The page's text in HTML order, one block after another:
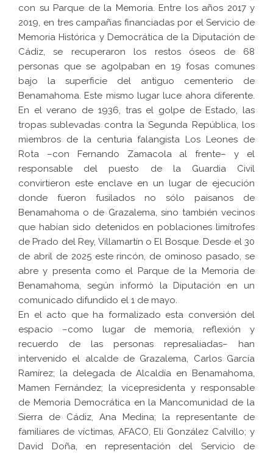
con su Parque de la Memoria. Entre los años 2017 y
2019, en tres campañas financiadas por el Servicio de
Memoria Histórica y Democrática de la Diputación de
Cádiz, se recuperaron los restos óseos de 68
personas que se agolpaban en 19 fosas comunes
bajo la superficie del antiguo cementerio de
Benamahoma. Este mismo lugar luce ahora diferente.
En el verano de 1936, tras el golpe de Estado, las
tropas sublevadas contra la Segunda República, los
miembros de la centuria falangista Los Leones de
Rota –con Fernando Zamacola al frente– y el
responsable del puesto de la Guardia Civil
convirtieron este enclave en un lugar de ejecución
donde fueron fusilados no sólo paisanos de
Benamahoma o de Grazalema, sino también vecinos
que habían sido detenidos en poblaciones limítrofes
de Prado del Rey, Villamartín o El Bosque. Desde el 30
de abril de 2025 este rincón, de ominoso pasado, se
abre y presenta como el Parque de la Memoria de
Benamahoma, según informó la Diputación en un
comunicado difundido el 1 de mayo.
En el acto que ha formalizado esta conversión del
espacio –como lugar de memoria, reflexión y
recuerdo de las personas represaliadas– han
intervenido el alcalde de Grazalema, Carlos García
Ramírez; la delegada de Alcaldía en Benamahoma,
Mamen Fernández; la vicepresidenta y responsable
de Memoria Democrática en la Mancomunidad de la
Sierra de Cádiz, Ana Medina; la representante de
familiares de víctimas, AFACO, Eli González Calvillo; y
David Doña, en representación del Servicio de